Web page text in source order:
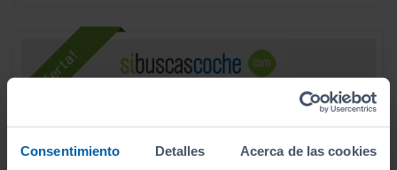
Consentimiento Detalles Acerca de las cookies